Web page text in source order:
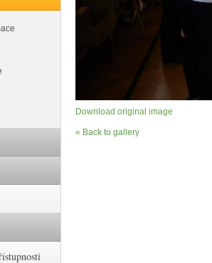
Download original image
« Back to gallery